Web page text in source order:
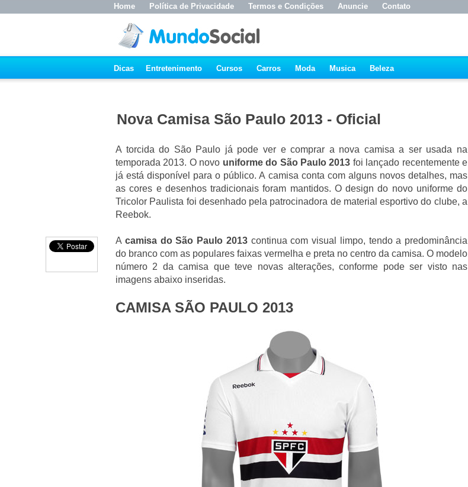
Home Política de Privacidade Termos e Condições Anuncie Contato
Dicas Entretenimento Cursos Carros Moda Musica Beleza
Nova Camisa São Paulo 2013 - Oficial
A torcida do São Paulo já pode ver e comprar a nova camisa a ser usada na
temporada 2013. O novo uniforme do São Paulo 2013 foi lançado recentemente e
já está disponível para o público. A camisa conta com alguns novos detalhes, mas
as cores e desenhos tradicionais foram mantidos. O design do novo uniforme do
Tricolor Paulista foi desenhado pela patrocinadora de material esportivo do clube, a
Reebok.
A camisa do São Paulo 2013continua com visual limpo, tendo a predominância
do branco com as populares faixas vermelha e preta no centro da camisa. O modelo
número 2 da camisa que teve novas alterações, conforme pode ser visto nas
imagens abaixo inseridas.
CAMISA SÃO PAULO 2013